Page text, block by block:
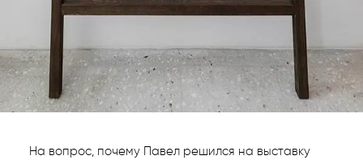
На вопрос, почему Павел решился на выставку